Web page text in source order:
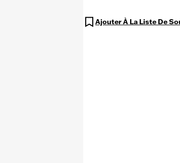
Ajouter À La Liste De